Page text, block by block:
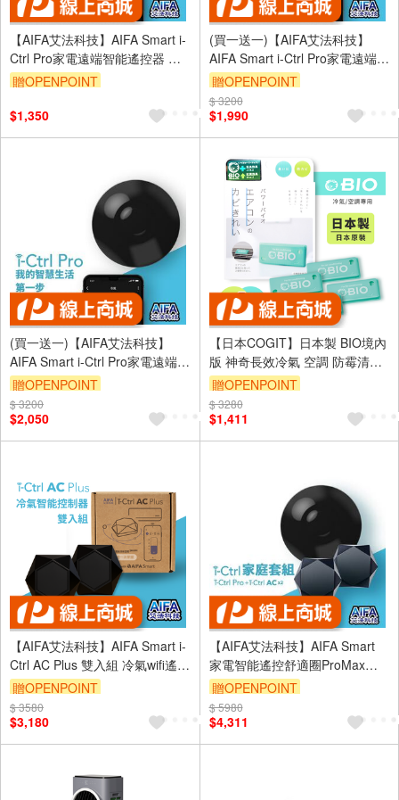
【AIFA艾法科技】AIFA Smart i-
Ctrl Pro家電遠端智能遙控器 福
利品 智慧家庭冷氣風扇手機app
贈OPENPOINT
$1,350
(買一送一)【AIFA艾法科技】
AIFA Smart i-Ctrl Pro家電遠端智
能遙控 福利品 智慧家庭 冷氣風
扇app控制 CCAJ16LP3600T1
贈OPENPOINT
$ 3200
$1,990
(買一送一)【AIFA艾法科技】
AIFA Smart i-Ctrl Pro家電遠端智
能遙控器 智慧家庭 冷氣風扇手
機app控制 CCAJ16LP3600T1
贈OPENPOINT
$ 3200
$2,050
【日本COGIT】日本製 BIO境內
版 神奇長效冷氣 空調 防霉清淨
貼 防霉盒-4盒
贈OPENPOINT
$ 3280
$1,411
【AIFA艾法科技】AIFA Smart i-
Ctrl AC Plus 雙入組 冷氣wifi遙控
器 手機app遙控 空調 冷氣 智能
遙控
贈OPENPOINT
$ 3580
$3,180
【AIFA艾法科技】AIFA Smart
家電智能遙控舒適圈ProMax組
合app手機遙控變身智慧冷氣空
調電視機上盒
CCAJ16LP3600T1
贈OPENPOINT
$ 5980
$4,311